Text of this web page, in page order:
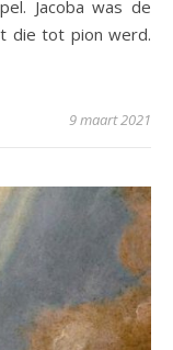
Jacoba was de
die tot pion werd.
9 maart 2021